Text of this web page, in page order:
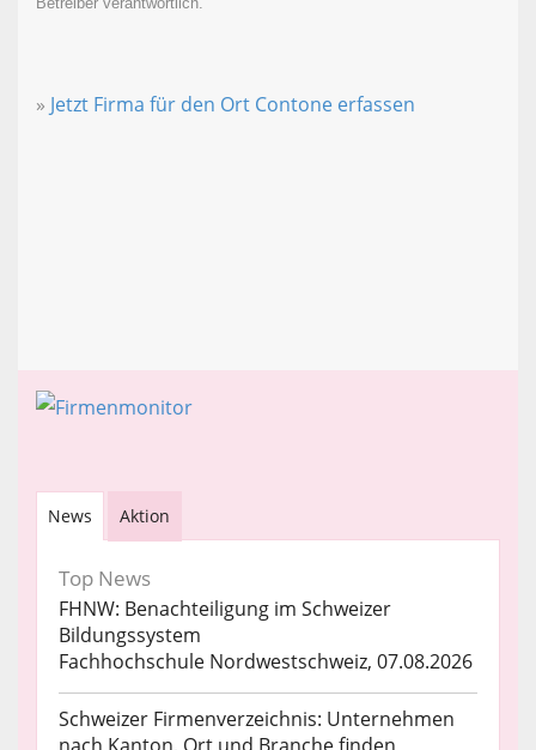
» Jetzt Firma für den Ort Contone erfassen
News Aktion
Top News
FHNW: Benachteiligung im Schweizer
Bildungssystem
Fachhochschule Nordwestschweiz, 07.08.2026
Schweizer Firmenverzeichnis: Unternehmen
nach Kanton, Ort und Branche finden